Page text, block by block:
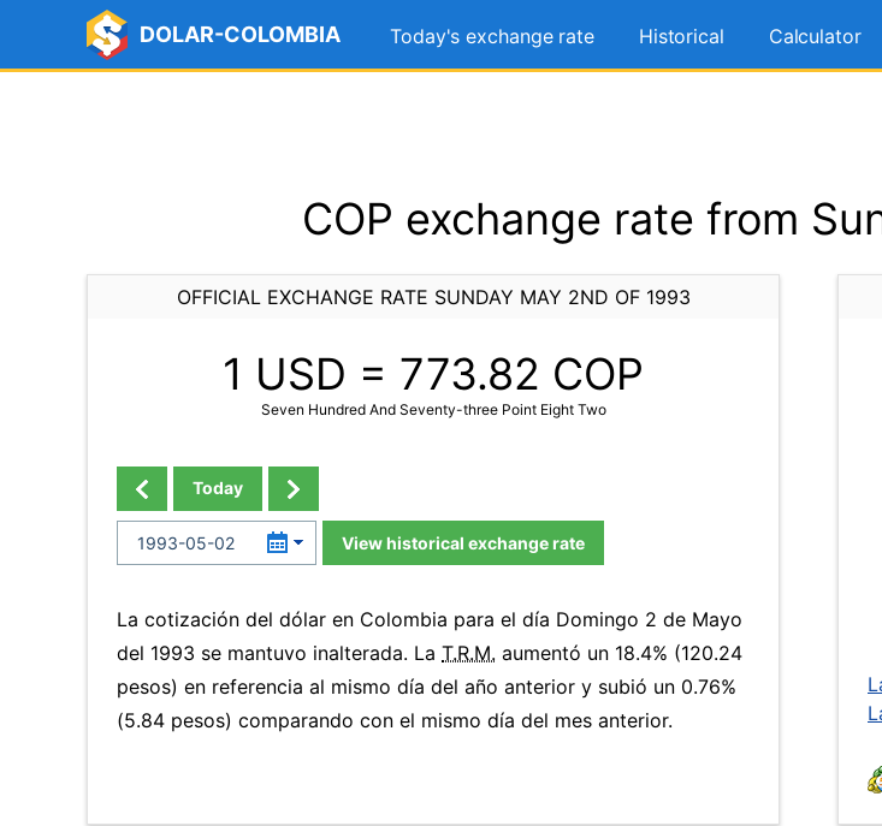
DOLAR-COLOMBIA Today's exchange rate Historical Calculator
COP exchange rate from
OFFICIAL EXCHANGE RATE SUNDAY MAY 2ND OF 1993
1 USD = 773.82 COP
Seven Hundred And Seventy-three Point Eight Two
Today
View historical exchange rate
La cotización del dólar en Colombia para el día Domingo 2 de Mayo
del 1993 se mantuvo inalterada. La T.R.M. aumentó un 18.4% (120.24
pesos) en referencia al mismo día del año anterior y subió un 0.76%
(5.84 pesos) comparando con el mismo día del mes anterior.